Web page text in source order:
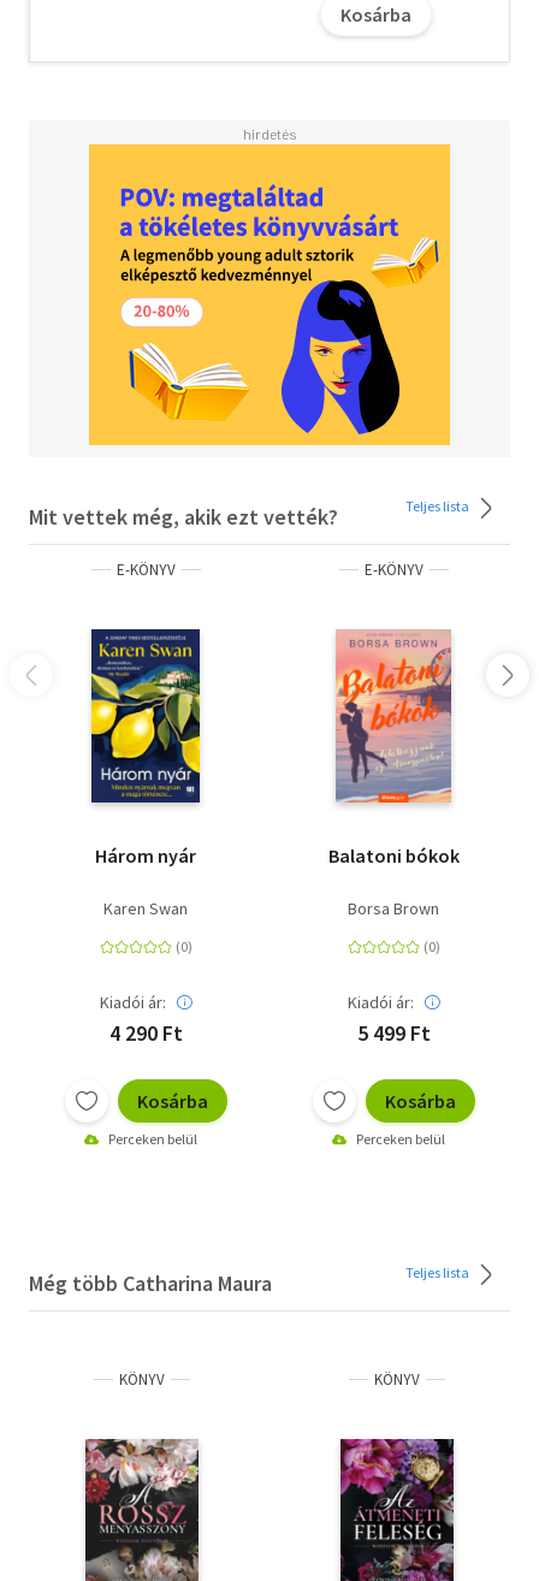
Kosárba
Mit vettek még, akik ezt vették? Teljes lista
E-KÖNYV
Három nyár
Karen Swan
Kiadói ár:
4 290 Ft
Kosárba
Perceken belül
E-KÖNYV
Balatoni bókok
Borsa Brown
Kiadói ár:
5 499 Ft
Kosárba
Perceken belül
Még több Catharina Maura Teljes lista
KÖNYV KÖNYV